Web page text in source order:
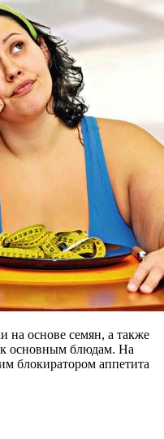
на основе семян, а также
к основным блюдам. На
блокиратором аппетита